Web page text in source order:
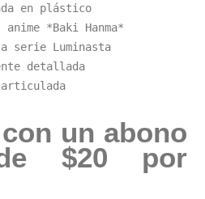
en plástico
*Baki Hanma*
serie Luminasta
detallada
articulada
un abono
$20 por